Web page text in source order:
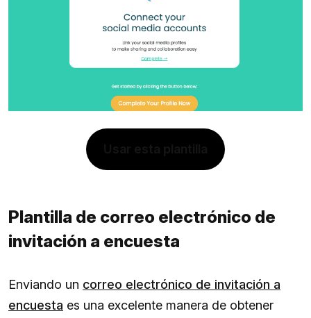
Plantilla de correo electrónico de
invitación a encuesta
Enviando un correo electrónico de invitación a
encuesta es una excelente manera de obtener